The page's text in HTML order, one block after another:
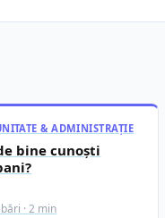
& ADMINISTRAȚIE
bine cunoști
· 2 min